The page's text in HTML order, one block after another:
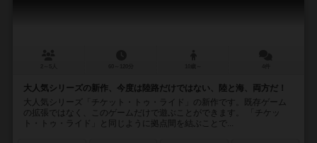
大人気シリーズの新作、今度は陸路だけではない、陸と海、両方だ！
大人気シリーズ「チケット・トゥ・ライド」の新作です。既存ゲーム
の拡張ではなく、このゲームだけで遊ぶことができます。 「チケッ
ト・トゥ・ライド」と同じように拠点間を結ぶことで...